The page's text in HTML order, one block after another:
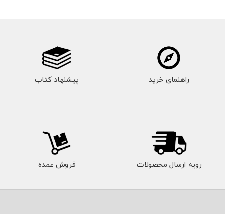
راهنمای خرید پیشنهاد کتاب
رویه ارسال محصولات فروش عمده